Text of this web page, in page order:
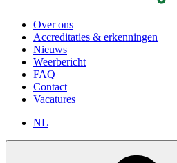
Over ons
Accreditaties & erkenningen
Nieuws
Weerbericht
FAQ
Contact
Vacatures
NL